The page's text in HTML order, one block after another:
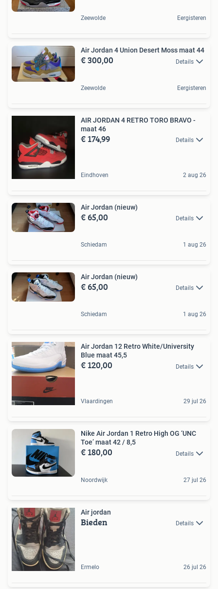
Zeewolde Eergisteren
Air Jordan 4 Union Desert Moss maat 44
€ 300,00 Details
Zeewolde Eergisteren
AIR JORDAN 4 RETRO TORO BRAVO -
maat 46
€ 174,99 Details
Eindhoven 2 aug 26
Air Jordan (nieuw)
€ 65,00 Details
Schiedam 1 aug 26
Air Jordan (nieuw)
€ 65,00 Details
Schiedam 1 aug 26
Air Jordan 12 Retro White/University
Blue maat 45,5
€ 120,00 Details
Vlaardingen 29 jul 26
Nike Air Jordan 1 Retro High OG ‘UNC
Toe’ maat 42 / 8,5
€ 180,00 Details
Noordwijk 27 jul 26
Air jordan
Bieden Details
Ermelo 26 jul 26